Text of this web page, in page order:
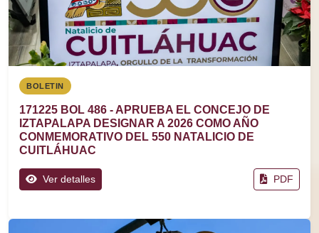
BOLETIN
171225 BOL 486 - APRUEBA EL CONCEJO DE
IZTAPALAPA DESIGNAR A 2026 COMO AÑO
CONMEMORATIVO DEL 550 NATALICIO DE
CUITLÁHUAC
Ver detalles PDF